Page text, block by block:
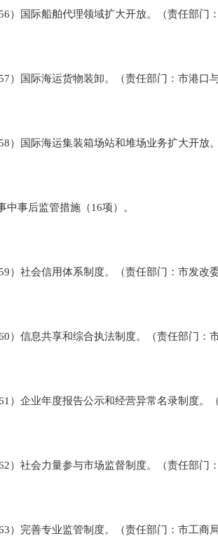
国际船舶代理领域扩大开放。（责任部门
国际海运货物装卸。（责任部门：市港口
国际海运集装箱场站和堆场业务扩大开放
事后监管措施（16项）。
社会信用体系制度。（责任部门：市发改
信息共享和综合执法制度。（责任部门：
企业年度报告公示和经营异常名录制度。
社会力量参与市场监督制度。（责任部门
完善专业监管制度。（责任部门：市工商